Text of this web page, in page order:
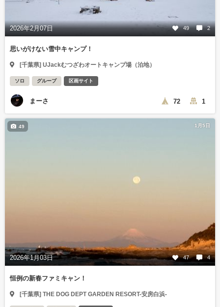
2026年2月07日 49 2
思いがけない雪中キャンプ！
[千葉県] UJackむつざわオートキャンプ場（泊地）
ソロ グループ 区画サイト
まーさ 72 1
1月5日
2026年1月03日 47 4
49
恒例の新春ファミキャン！
[千葉県] THE DOG DEPT GARDEN RESORT-安房白浜-